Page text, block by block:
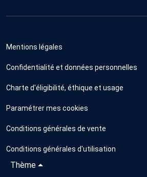
Mentions légales
Confidentialité et données personnelles
Charte d'éligibilité, éthique et usage
Paramétrer mes cookies
Conditions générales de vente
Conditions générales d'utilisation
Thème